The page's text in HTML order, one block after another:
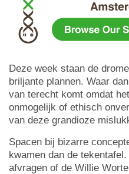
Deze week staan de
briljante plannen. Waar
van terecht komt omdat
onmogelijk of ethisch
van deze grandioze
Spacen bij bizarre
kwamen dan de
afvragen of de Willie